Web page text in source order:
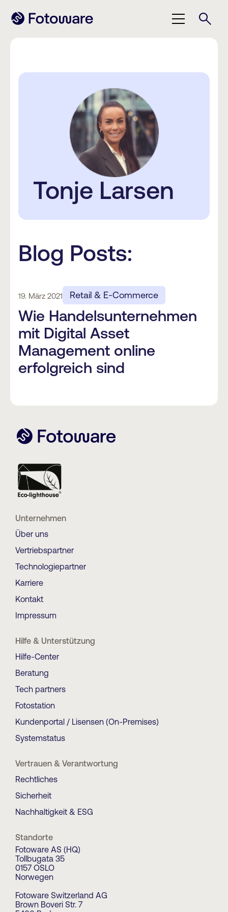
Tonje Larsen
Blog Posts:
19. März 2021 Retail & E-Commerce
Wie Handelsunternehmen
mit Digital Asset
Management online
erfolgreich sind
Unternehmen
Über uns
Vertriebspartner
Technologiepartner
Karriere
Kontakt
Impressum
Hilfe & Unterstützung
Hilfe-Center
Beratung
Tech partners
Fotostation
Kundenportal / Lisensen (On-Premises)
Systemstatus
Vertrauen & Verantwortung
Rechtliches
Sicherheit
Nachhaltigkeit & ESG
Standorte
Fotoware AS (HQ)
Tollbugata 35
0157 OSLO
Norwegen
Fotoware Switzerland AG
Brown Boveri Str. 7